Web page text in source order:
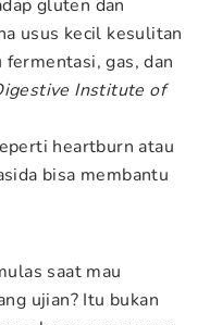
gluten dan
usus kecil kesulitan
fermentasi, gas, dan
Institute of
heartburn atau
bisa membantu
saat mau
ujian? Itu bukan